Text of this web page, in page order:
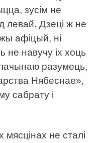
зусім не
левай. Дзеці ж не
афіцый, ні
не навучу іх хоць
разумець,
Нябеснае»,
сабрату і
мясцінах не сталі